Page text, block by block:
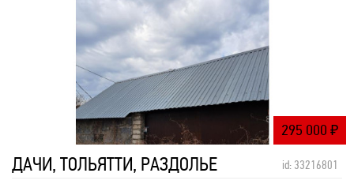
295 000 ₽
ДАЧИ, ТОЛЬЯТТИ, РАЗДОЛЬЕ id: 33216801